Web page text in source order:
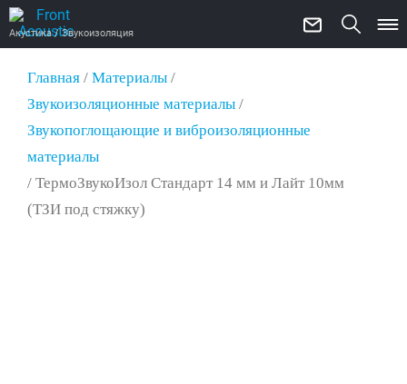
Акустика / Звукоизоляция
Главная / Материалы /
Звукоизоляционные материалы /
Звукопоглощающие и виброизоляционные
материалы
/ ТермоЗвукоИзол Стандарт 14 мм и Лайт 10мм
(ТЗИ под стяжку)